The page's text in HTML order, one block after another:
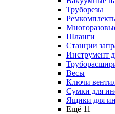
Труборезы
Шланги
Станции
Инструмент
Весы
Ключи
Сумки для
Ящики для
Ещё 11